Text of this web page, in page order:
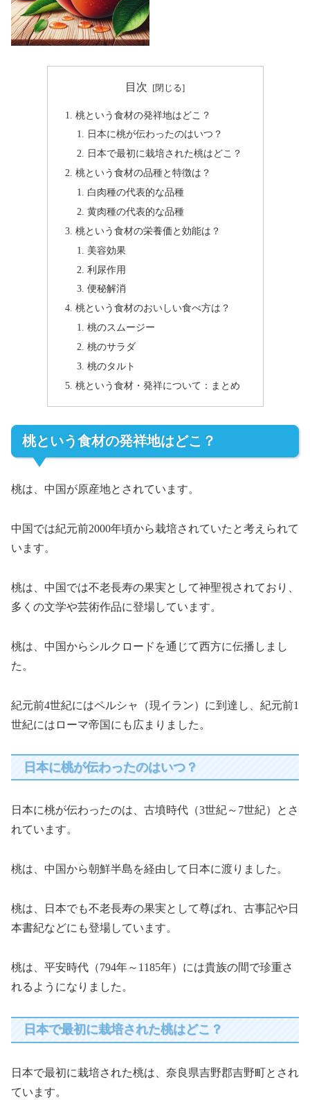
目次
桃という食材の発祥地はどこ？
日本に桃が伝わったのはいつ？
日本で最初に栽培された桃はどこ？
桃という食材の品種と特徴は？
白肉種の代表的な品種
黄肉種の代表的な品種
桃という食材の栄養価と効能は？
美容効果
利尿作用
便秘解消
桃という食材のおいしい食べ方は？
桃のスムージー
桃のサラダ
桃のタルト
桃という食材・発祥について：まとめ
桃という食材の発祥地はどこ？
桃は、中国が原産地とされています。
中国では紀元前2000年頃から栽培されていたと考えられて
います。
桃は、中国では不老長寿の果実として神聖視されており、
多くの文学や芸術作品に登場しています。
桃は、中国からシルクロードを通じて西方に伝播しまし
た。
紀元前4世紀にはペルシャ（現イラン）に到達し、紀元前1
世紀にはローマ帝国にも広まりました。
日本に桃が伝わったのはいつ？
日本に桃が伝わったのは、古墳時代（3世紀～7世紀）とさ
れています。
桃は、中国から朝鮮半島を経由して日本に渡りました。
桃は、日本でも不老長寿の果実として尊ばれ、古事記や日
本書紀などにも登場しています。
桃は、平安時代（794年～1185年）には貴族の間で珍重さ
れるようになりました。
日本で最初に栽培された桃はどこ？
日本で最初に栽培された桃は、奈良県吉野郡吉野町とされ
ています。